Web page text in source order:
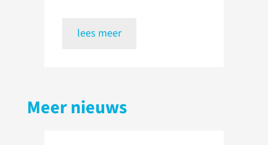
lees meer
Meer nieuws